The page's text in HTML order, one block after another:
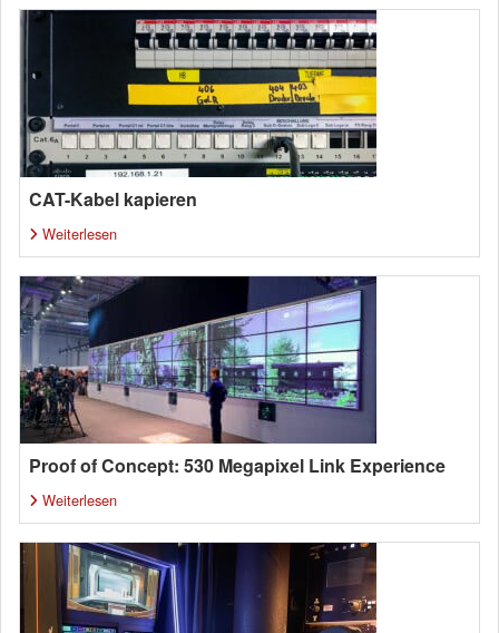
CAT-Kabel kapieren
Weiterlesen
Proof of Concept: 530 Megapixel Link Experience
Weiterlesen